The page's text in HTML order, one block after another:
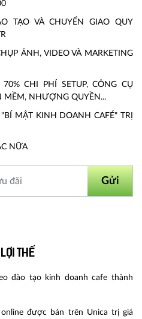
TẠO VÀ CHUYỂN GIAO QUY
ẢNH, VIDEO VÀ MARKETING
CHI PHÍ SETUP, CÔNG CỤ
MỀM, NHƯỢNG QUYỀN...
MẬT KINH DOANH CAFÉ" TRỊ
NỮA
Gửi
lợi thế
đào tạo kinh doanh cafe thành
được bán trên Unica trị giá